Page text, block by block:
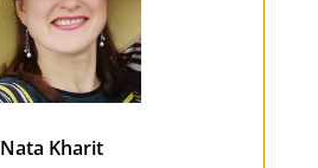
Nata Kharit